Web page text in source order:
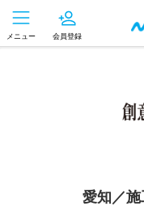
メニュー 会員登録
愛知／